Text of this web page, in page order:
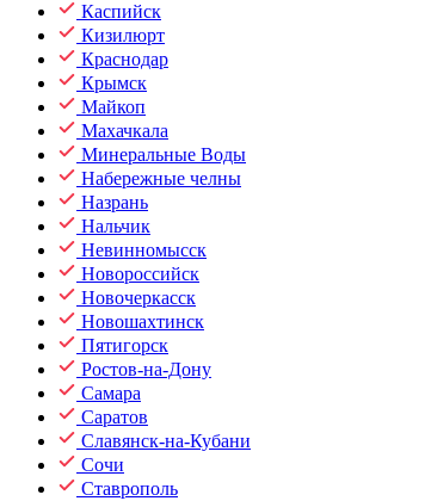
Каспийск
Кизилюрт
Краснодар
Крымск
Майкоп
Махачкала
Минеральные Воды
Набережные челны
Назрань
Нальчик
Невинномысск
Новороссийск
Новочеркасск
Новошахтинск
Пятигорск
Ростов-на-Дону
Самара
Саратов
Славянск-на-Кубани
Сочи
Ставрополь